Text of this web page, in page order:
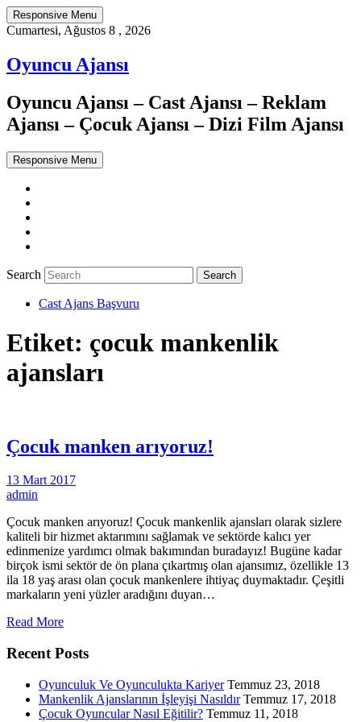
Responsive Menu
Cumartesi, Ağustos 8 , 2026
Oyuncu Ajansı
Oyuncu Ajansı – Cast Ajansı – Reklam
Ajansı – Çocuk Ajansı – Dizi Film Ajansı
Responsive Menu
Search
Cast Ajans Başvuru
Etiket: çocuk mankenlik
ajansları
Çocuk manken arıyoruz!
13 Mart 2017
admin
Çocuk manken arıyoruz! Çocuk mankenlik ajansları olarak sizlere
kaliteli bir hizmet aktarımını sağlamak ve sektörde kalıcı yer
edinmenize yardımcı olmak bakımından buradayız! Bugüne kadar
birçok ismi sektör de ön plana çıkartmış olan ajansımız, özellikle 13
ila 18 yaş arası olan çocuk mankenlere ihtiyaç duymaktadır. Çeşitli
markaların yeni yüzler aradığını duyan…
Read More
Recent Posts
Oyunculuk Ve Oyunculukta Kariyer Temmuz 23, 2018
Mankenlik Ajanslarının İşleyişi Nasıldır Temmuz 17, 2018
Çocuk Oyuncular Nasıl Eğitilir? Temmuz 11, 2018